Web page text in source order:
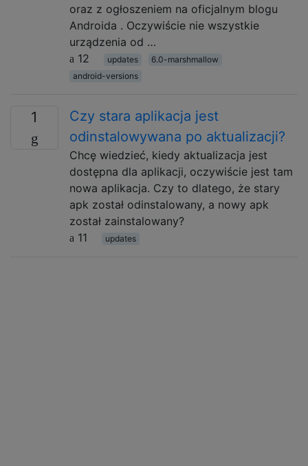
oraz z ogłoszeniem na oficjalnym blogu
Androida . Oczywiście nie wszystkie
urządzenia od …
12
updates
6.0-marshmallow
android-versions
1
Czy stara aplikacja jest
odinstalowywana po aktualizacji?
Chcę wiedzieć, kiedy aktualizacja jest
dostępna dla aplikacji, oczywiście jest tam
nowa aplikacja. Czy to dlatego, że stary
apk został odinstalowany, a nowy apk
został zainstalowany?
11
updates